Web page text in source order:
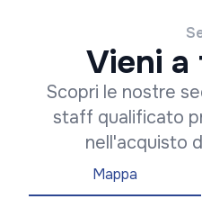
Vieni
Scopri le nostre
staff qualificato
nell'acquisto
Mappa